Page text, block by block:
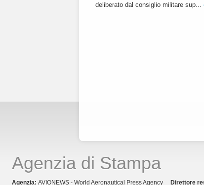
deliberato dal consiglio militare sup...
Agenzia di Stampa
Agenzia: AVIONEWS - World Aeronautical Press Agency Direttore